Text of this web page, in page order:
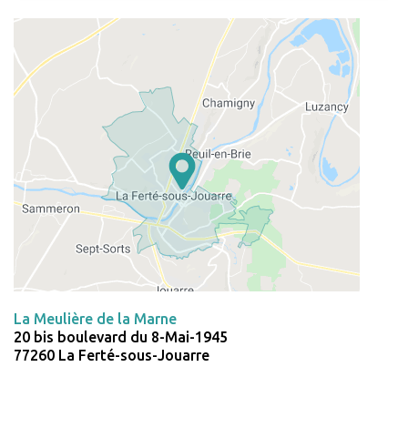
La Meulière de la Marne
20 bis boulevard du 8-Mai-1945
77260 La Ferté-sous-Jouarre